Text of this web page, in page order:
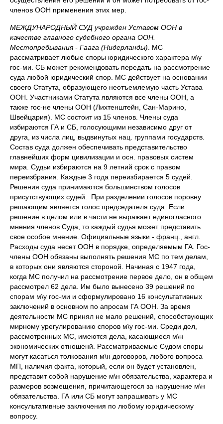
членов ООН применения этих мер.
МЕЖДУНАРОДНЫЙ СУД учрежден Уставом ООН в
качестве главного судебного органа ООН.
Местопребывания - Гаага (Нидерланды) . МС
рассматривает любые споры юридического характера м\у
гос-ми. СБ может рекомендовать передать на рассмотрение
суда любой юридический спор. МС действует на основании
своего Статута, образующего неотъемлемую часть Устава
ООН. Участниками Статута являются все члены ООН, а
также гос-не члены ООН (Лихтенштейн, Сан-Марино,
Швейцария). МС состоит из 15 членов. Члены суда
избираются ГА и СБ, голосующими независимо друг от
друга, из числа лиц, выдвинутых нац. группами государств.
Состав суда должен обеспечивать представительство
главнейших форм цивилизации и осн. правовых систем
мира. Судьи избираются на 9 летний срок с правом
переизбрания. Каждые 3 года переизбирается 5 судей.
Решения суда принимаются большинством голосов
присутствующих судей. При разделении голосов поровну
решающим является голос председателя суда. Если
решение в целом или в части не выражает единогласного
мнения членов Суда, то каждый судья может представить
свое особое мнение. Официальные языки - франц., англ.
Расходы суда несет ООН в порядке, определяемым ГА. Гос-
члены ООН обязаны выполнять решения МС по тем делам,
в которых они являются стороной. Начиная с 1947 года,
когда МС получил на рассмотрение первое дело, он в общем
рассмотрел 62 дела. Им было вынесено 39 решений по
спорам м\у гос-ми и сформулировано 16 консультативных
заключений в основном по апросам ГА ООН. За время
деятельности МС принял не мало решений, способствующих
мирному урегулированию споров м\у гос-ми. Среди дел,
рассмотренных МС, имеются дела, касающиеся м\н
экономических отношенй. Рассматриваемые Судом споры
могут касаться толкования м\н договоров, любого вопроса
МП, наличия факта, который, если он будет установлен,
представит собой нарушение м\н обязательства, характера и
размеров возмещения, причитающегося за нарушение м\н
обязательства. ГА или СБ могут запрашивать у МС
консультативные заключения по любому юридическому
вопросу.